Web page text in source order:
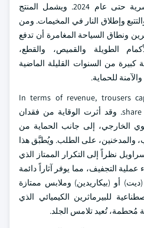
في المائة من المبيدات الحشرية حتى عام 2024. ويشمل المنتج
وإطلاق النار في المخيمات. ومن
ونطاق السياحة المغامرة أن تدفع
الطويلة والقميص، والقطع،
من السنوات القليلة الماضية
للحماية.
In terms of revenue, trousers
share in apparel segment in 2017. وقد أثرت الوقاية من فقدان
الخارجي، إلى جانب الحماية من
والمدخنين، على الطلب. ويُطبَّق هذا
نظراً إلى التكرار الممتاز الذي
عملية التجفيف، مما يوفر آثاراً دائمة
أو (بيكاريدين) وملابس ممتازة
للبيرماثرين الكيميائي الذي
تُعيد تلامس الجلد.